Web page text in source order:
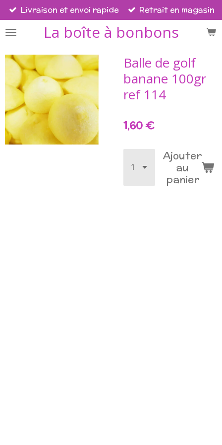
Passer
au
contenu
La boîte à bonbons
Livraison et envoi rapide Retrait en magasin
Balle de golf
banane 100gr
ref 114
1,60 €
Ajouter
au
panier